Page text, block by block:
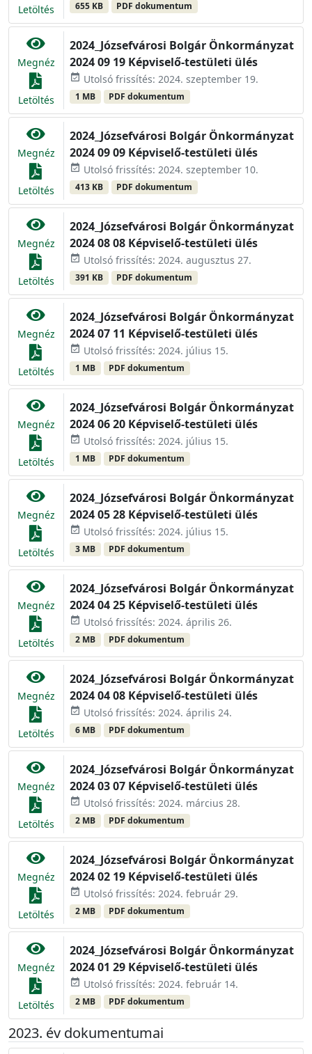
Letöltés 655 KB PDF dokumentum
Megnéz
Letöltés
2024_Józsefvárosi Bolgár Önkormányzat
2024 09 19 Képviselő-testületi ülés
event_available Utolsó frissítés: 2024. szeptember 19.
1 MB PDF dokumentum
Megnéz
Letöltés
2024_Józsefvárosi Bolgár Önkormányzat
2024 09 09 Képviselő-testületi ülés
event_available Utolsó frissítés: 2024. szeptember 10.
413 KB PDF dokumentum
Megnéz
Letöltés
2024_Józsefvárosi Bolgár Önkormányzat
2024 08 08 Képviselő-testületi ülés
event_available Utolsó frissítés: 2024. augusztus 27.
391 KB PDF dokumentum
Megnéz
Letöltés
2024_Józsefvárosi Bolgár Önkormányzat
2024 07 11 Képviselő-testületi ülés
event_available Utolsó frissítés: 2024. július 15.
1 MB PDF dokumentum
Megnéz
Letöltés
2024_Józsefvárosi Bolgár Önkormányzat
2024 06 20 Képviselő-testületi ülés
event_available Utolsó frissítés: 2024. július 15.
1 MB PDF dokumentum
Megnéz
Letöltés
2024_Józsefvárosi Bolgár Önkormányzat
2024 05 28 Képviselő-testületi ülés
event_available Utolsó frissítés: 2024. július 15.
3 MB PDF dokumentum
Megnéz
Letöltés
2024_Józsefvárosi Bolgár Önkormányzat
2024 04 25 Képviselő-testületi ülés
event_available Utolsó frissítés: 2024. április 26.
2 MB PDF dokumentum
Megnéz
Letöltés
2024_Józsefvárosi Bolgár Önkormányzat
2024 04 08 Képviselő-testületi ülés
event_available Utolsó frissítés: 2024. április 24.
6 MB PDF dokumentum
Megnéz
Letöltés
2024_Józsefvárosi Bolgár Önkormányzat
2024 03 07 Képviselő-testületi ülés
event_available Utolsó frissítés: 2024. március 28.
2 MB PDF dokumentum
Megnéz
Letöltés
2024_Józsefvárosi Bolgár Önkormányzat
2024 02 19 Képviselő-testületi ülés
event_available Utolsó frissítés: 2024. február 29.
2 MB PDF dokumentum
Megnéz
Letöltés
2024_Józsefvárosi Bolgár Önkormányzat
2024 01 29 Képviselő-testületi ülés
event_available Utolsó frissítés: 2024. február 14.
2 MB PDF dokumentum
2023. év dokumentumai